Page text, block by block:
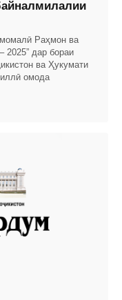
Раҳмон ва
2025” дар бораи
ва Ҳукумати
омода